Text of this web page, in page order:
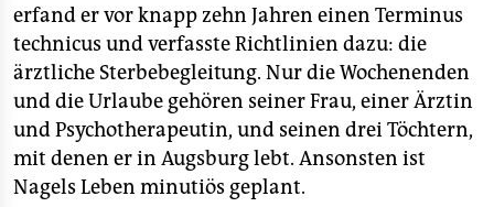
erfand er vor knapp zehn Jahren einen Terminus
technicus und verfasste Richtlinien dazu: die
ärztliche Sterbebegleitung. Nur die Wochenenden
und die Urlaube gehören seiner Frau, einer Ärztin
und Psychotherapeutin, und seinen drei Töchtern,
mit denen er in Augsburg lebt. Ansonsten ist
Nagels Leben minutiös geplant.